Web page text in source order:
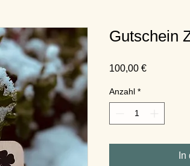
Gutschein
100,00 €Preis
Anzahl *